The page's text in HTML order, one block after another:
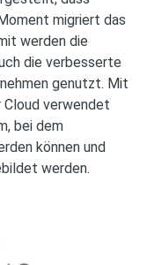
migriert das
werden die
die verbesserte
genutzt. Mit
Cloud verwendet
bei dem
können und
werden.